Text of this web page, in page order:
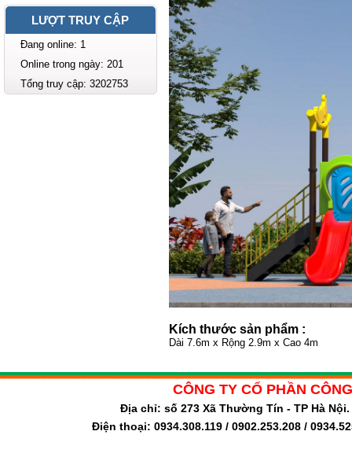
LƯỢT TRUY CẬP
Đang online: 1
Online trong ngày: 201
Tổng truy cập: 3202753
Kích thước sản phẩm :
Dài 7.6m x Rộng 2.9m x Cao 4m
CÔNG TY CỔ PHẦN
Địa chỉ: số 273 Xã Thường Tín - TP Hà
Điện thoại: 0934.308.119 / 0902.253.208 /